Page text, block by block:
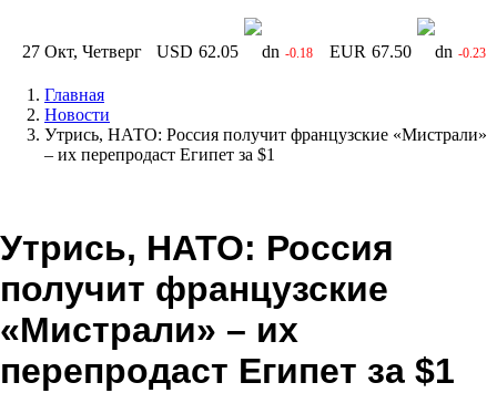
27 Окт, Четверг USD 62.05 -0.18 EUR 67.50 -0.23
Главная
Новости
Утрись, НАТО: Россия получит французские «Мистрали»
– их перепродаст Египет за $1
Утрись, НАТО: Россия
получит французские
«Мистрали» – их
перепродаст Египет за $1